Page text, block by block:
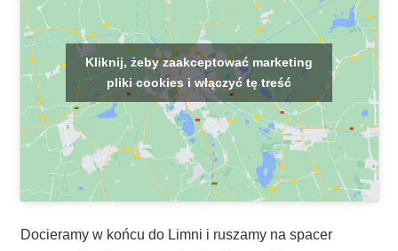
Kliknij, żeby zaakceptować marketing
pliki cookies i włączyć tę treść
Docieramy w końcu do Limni i ruszamy na spacer